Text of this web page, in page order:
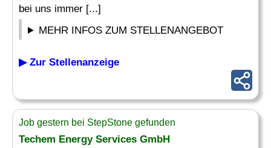
bei uns immer [...]
MEHR INFOS ZUM STELLENANGEBOT
▶ Zur Stellenanzeige
Job gestern bei StepStone gefunden
Techem Energy Services GmbH